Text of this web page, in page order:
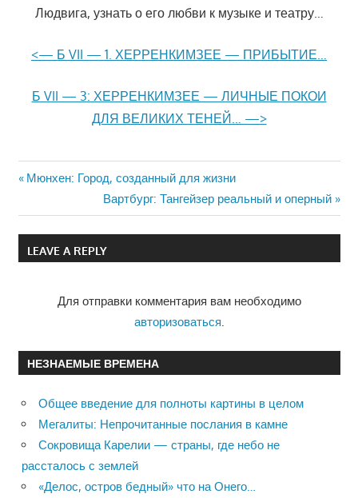
Людвига, узнать о его любви к музыке и театру…
<— Б VII — 1. ХЕРРЕНКИМЗЕЕ — ПРИБЫТИЕ…
Б VII — 3: ХЕРРЕНКИМЗЕЕ — ЛИЧНЫЕ ПОКОИ
ДЛЯ ВЕЛИКИХ ТЕНЕЙ… —>
Навигация
по
записям
Previous
Мюнхен: Город, созданный для жизни
Next
Post:
Вартбург: Тангейзер реальный и оперный
LEAVE A REPLY
Для отправки комментария вам необходимо
авторизоваться.
НЕЗНАЕМЫЕ ВРЕМЕНА
Общее введение для полноты картины в целом
Мегалиты: Непрочитанные послания в камне
Сокровища Карелии — страны, где небо не
рассталось с землей
«Делос, остров бедный» что на Онего…